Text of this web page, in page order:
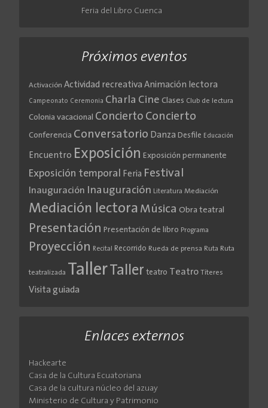
Feria del Libro Cuenca
Próximos eventos
Activación Actividad recreativa Animación lectora
Campeonato Ceremonia Charla Cine Clases Club de lectura
Colonia vacacional Concierto Concierto
Conferencia Conversatorio Danza Desfile Educación
Encuentro Exposición Exposición permanente
Exposición temporal Feria Festival
Inauguración Inauguración Literatura Mediación
Mediación lectora Música Obra teatral
Presentación Presentación de libro Programa
Proyección Recital Recorrido Rueda de prensa Ruta Ruta
teatralizada Taller Taller teatro Teatro Títeres
Visita guiada
Enlaces externos
Hackearte
Casa de la Cultura Ecuatoriana
Casa de la cultura núcleo del azuay
Ministerio de Cultura y Patrimonio